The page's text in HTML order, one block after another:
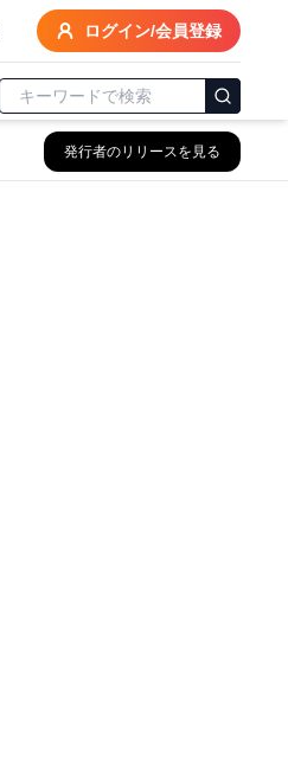
ログイン/会員登録
発行者のリリースを見る